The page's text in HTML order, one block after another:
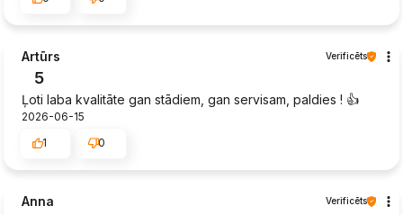
Artūrs Verificēts
5
Ļoti laba kvalitāte gan stādiem, gan servisam, paldies ! 👍️
2026-06-15
1
0
Anna Verificēts